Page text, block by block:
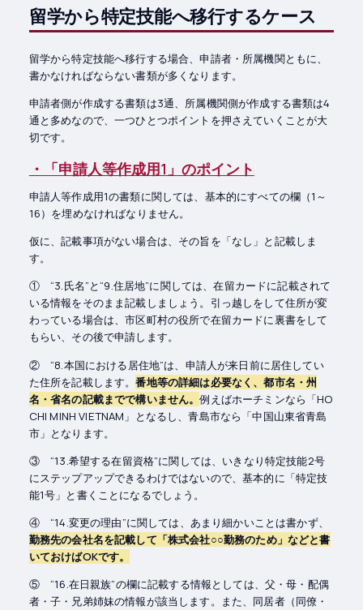
留学から特定技能へ移行するケース
留学から特定技能へ移行する場合、申請者・所属機関ともに、
書かなければならない書類が多くなります。
申請者側が作成する書類は3通、所属機関側が作成する書類は4
通と多めなので、一つひとつポイントを押さえていくことが大
切です。
・「申請人等作成用1」のポイント
申請人等作成用1の書類に関しては、基本的にすべての欄（1～
16）を埋めなければなりません。
仮に、記載事項がない場合は、その旨を「なし」と記載しま
す。
① “3.氏名”と“9.住居地”に関しては、在留カードに記載されて
いる情報をそのまま記載しましょう。引っ越しをして住所が変
わっている場合は、市区町村の役所で在留カードに裏書をして
もらい、その後で申請します。
② “8.本国における居住地”は、申請人が来日前に居住してい
た住所を記載します。番地等の詳細は必要なく、都市名・州
名・省名の記載までで構いません。例えばホーチミンなら「HO
CHI MINH VIETNAM」となるし、青島市なら「中国山東省青島
市」となります。
③ “13.希望する在留資格”に関しては、いきなり特定技能2号
にステップアップできるわけではないので、基本的に「特定技
能1号」と書くことになるでしょう。
④ “14.変更の理由”に関しては、あまり細かいことは書かず、
勤務先の会社名を記載して「株式会社○○勤務のため」などと書
いておけばOKです。
⑤ “16.在日親族”の欄に記載する情報としては、父・母・配偶
者・子・兄弟姉妹の情報が該当します。また、同居者（同僚・